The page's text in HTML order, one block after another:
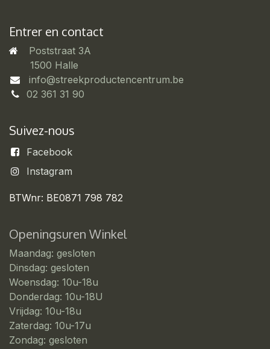
Entrer en contact
Poststraat 3A
​1500 Halle
info@streekproductencentrum.be
02 361 31 90
Suivez-nous
Facebook
Instagram
BTWnr: BE0871 798 782
Openingsuren Winkel
Maandag: gesloten
Dinsdag: gesloten
Woensdag: 10u-18u
Donderdag: 10u-18U
Vrijdag: 10u-18u
Zaterdag: 10u-17u
Zondag: gesloten